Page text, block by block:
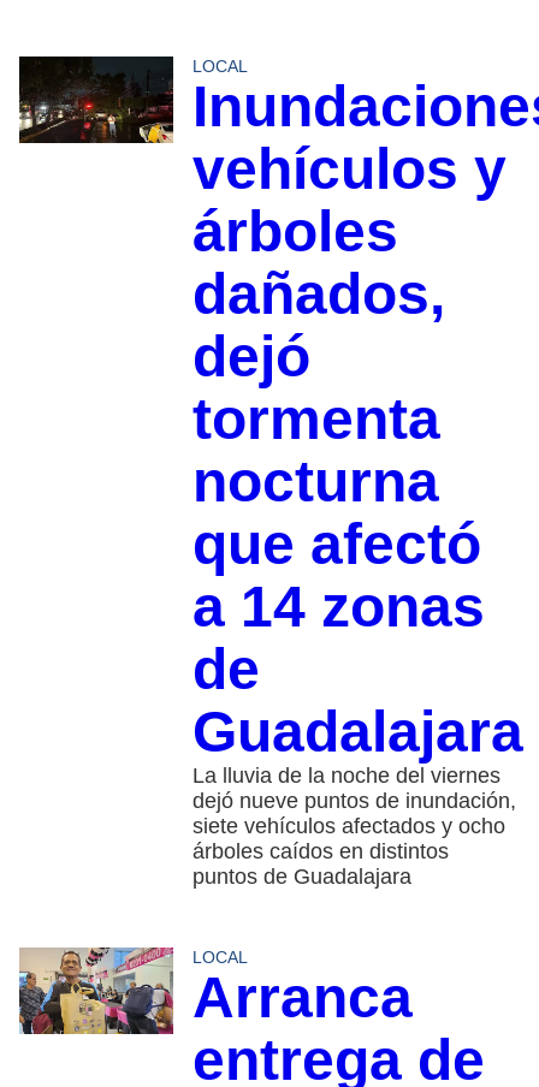
LOCAL
vehículos y
árboles
dañados,
dejó
tormenta
nocturna
que afectó
a 14 zonas
de
Guadalajara
La lluvia de la noche del viernes
dejó nueve puntos de inundación,
siete vehículos afectados y ocho
árboles caídos en distintos
puntos de Guadalajara
LOCAL
Arranca
entrega de